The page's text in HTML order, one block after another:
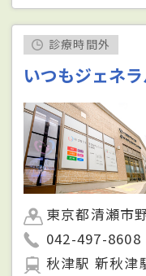
診療時間外
いつもジェネ
東京都清瀬市
042-497-8608
秋津駅 新秋津